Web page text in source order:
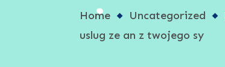
Home Uncategorized
uslug ze an z twojego sy